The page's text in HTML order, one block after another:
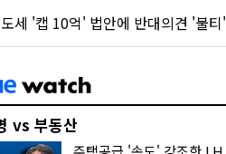
세 '캡 10억' 법안에 반대의견 '불티'
vs 부동산